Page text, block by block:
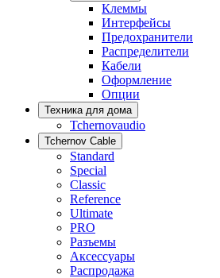
Клеммы
Интерфейсы
Предохранители
Распределители
Кабели
Оформление
Опции
Техника для дома
Tchernovaudio
Tchernov Cable
Standard
Special
Classic
Reference
Ultimate
PRO
Разъемы
Аксессуары
Распродажа